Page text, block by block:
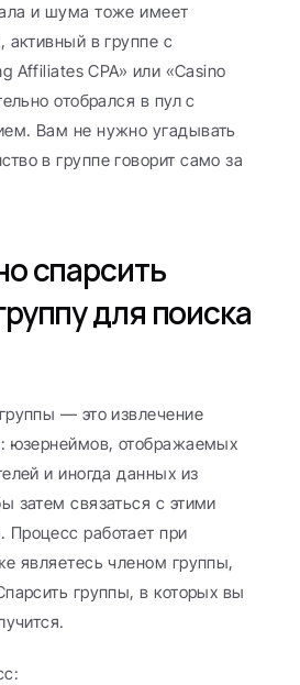
и шума тоже имеет
активный в группе с
Affiliates CPA» или «Casino
отобрался в пул с
Вам не нужно угадывать
в группе говорит само за
спарсить
для поиска
— это извлечение
юзернеймов, отображаемых
и иногда данных из
затем связаться с этими
работает при
являетесь членом группы,
группы, в которых вы